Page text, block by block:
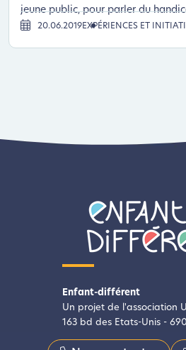
jeune public, pour parler du
20.06.2019EXPÉRIENCES ET
Enfant-différent
Un projet de l'association
163 bd des Etats-Unis -